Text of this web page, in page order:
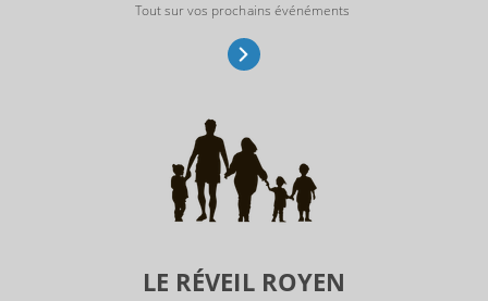
Tout sur vos prochains événéments
LE RÉVEIL ROYEN